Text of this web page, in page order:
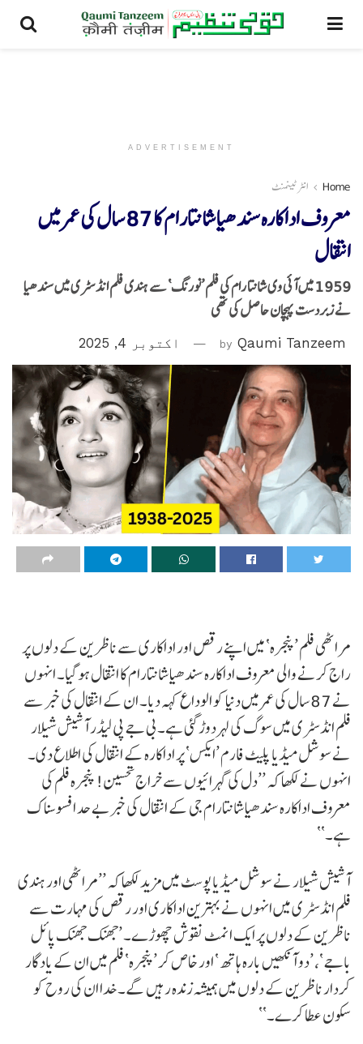
ADVERTISEMENT
Home انٹرٹینمنٹ
معروف اداکارہ سندھیا شانتارام کا 87 سال کی عمر میں
انتقال
1959 میں آئی وی شانتا رام کی فلم ’نورنگ‘ سے ہندی فلم انڈسٹری میں سندھیا
نے زبردست پہچان حاصل کی تھی
by Qaumi Tanzeem اکتوبر 4, 2025
مراٹھی فلم ’پنجرہ‘ میں اپنے رقص اور اداکاری سے ناظرین کے دلوں پر
راج کرنے والی معروف اداکارہ سندھیا شانتارام کا انتقال ہو گیا۔ انہوں
نے 87 سال کی عمر میں دنیا کو الوداع کہہ دیا۔ ان کے انتقال کی خبر سے
فلم انڈسٹری میں سوگ کی لہر دوڑ گئی ہے۔ بی جے پی لیڈر آشیش شیلار
نے سوشل میڈیا پلیٹ فارم ’ایکس‘ پر اداکارہ کے انتقال کی اطلاع دی۔
انہوں نے لکھا کہ ’’دل کی گہرائیوں سے خراج تحسین! پنجرہ فلم کی
معروف اداکارہ سندھیا شانتارام جی کے انتقال کی خبر بے حد افسوسناک
ہے۔‘‘
آشیش شیلار نے سوشل میڈیا پوسٹ میں مزید لکھا کہ ’’مراٹھی اور ہندی
فلم انڈسٹری میں انہوں نے بہترین اداکاری اور رقص کی مہارت سے
ناظرین کے دلوں پر ایک انمٹ نقوش چھوڑے۔ ’جھنک جھنک پائل
باجے‘، ’دو آنکھیں بارہ ہاتھ‘ اور خاص کر ’پنجرہ‘ فلم میں ان کے یادگار
کردار ناظرین کے دلوں میں ہمیشہ زندہ رہیں گے۔ خدا ان کی روح کو
سکون عطا کرے۔‘‘